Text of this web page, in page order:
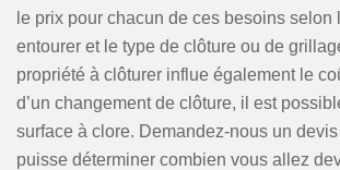
le prix pour chacun de ces besoins selon
entourer et le type de clôture ou de
propriété à clôturer influe également le
d’un changement de clôture, il est
surface à clore. Demandez-nous un devis
puisse déterminer combien vous allez